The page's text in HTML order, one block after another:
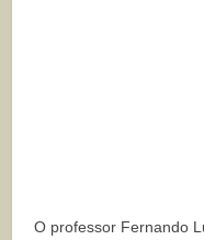
O professor Fernando